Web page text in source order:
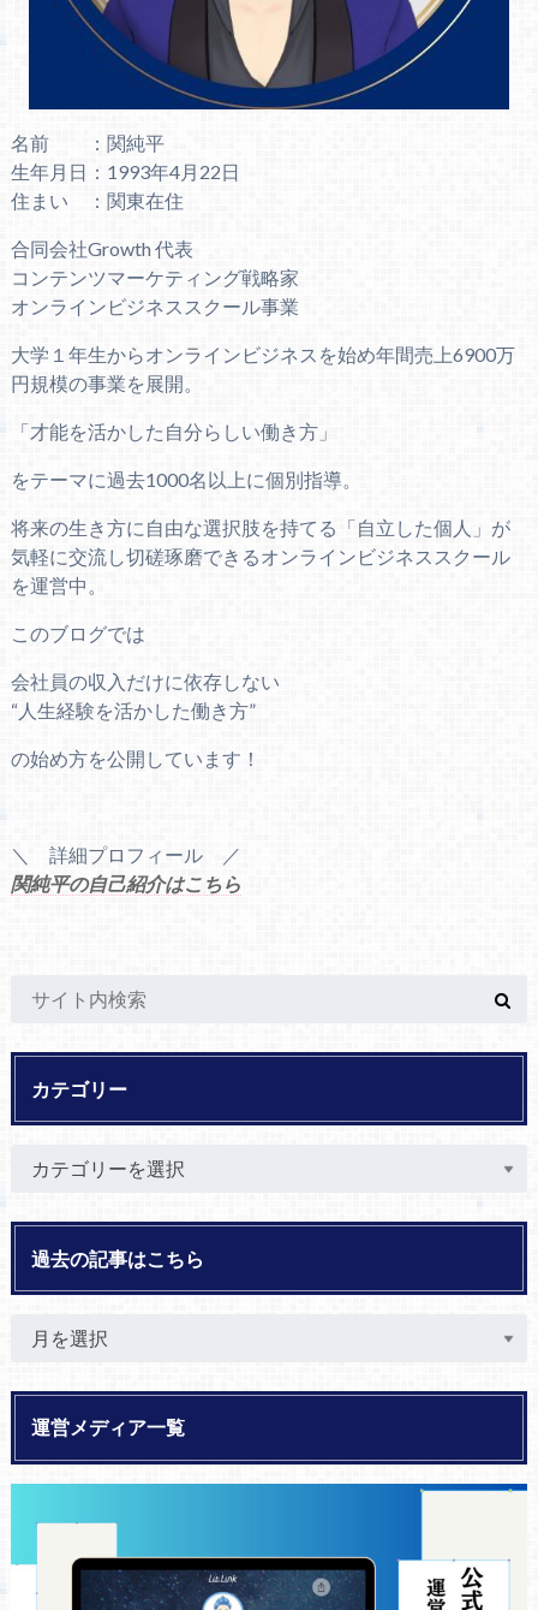
名前 ：関純平
生年月日：1993年4月22日
住まい ：関東在住
合同会社Growth 代表
コンテンツマーケティング戦略家
オンラインビジネススクール事業
大学１年生からオンラインビジネスを始め年間売上6900万
円規模の事業を展開。
「才能を活かした自分らしい働き方」
をテーマに過去1000名以上に個別指導。
将来の生き方に自由な選択肢を持てる「自立した個人」が
気軽に交流し切磋琢磨できるオンラインビジネススクール
を運営中。
このブログでは
会社員の収入だけに依存しない
“人生経験を活かした働き方”
の始め方を公開しています！
＼ 詳細プロフィール ／
関純平の自己紹介はこちら
カテゴリー
過去の記事はこちら
運営メディア一覧